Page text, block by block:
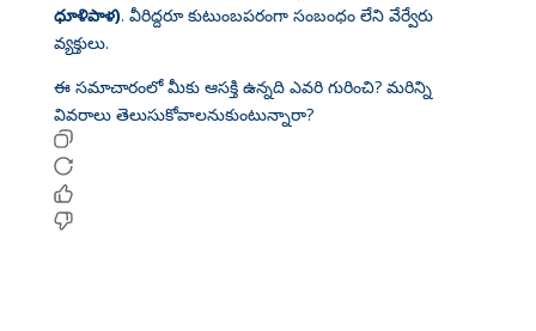
ధూళిపాళ). వీరిద్దరూ కుటుంబపరంగా సంబంధం లేని వేర్వేరు
వ్యక్తులు.
ఈ సమాచారంలో మీకు ఆసక్తి ఉన్నది ఎవరి గురించి? మరిన్ని
వివరాలు తెలుసుకోవాలనుకుంటున్నారా?